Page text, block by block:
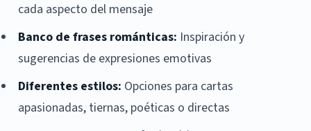
cada aspecto del mensaje
Banco de frases románticas: Inspiración y
sugerencias de expresiones emotivas
Diferentes estilos: Opciones para cartas
apasionadas, tiernas, poéticas o directas